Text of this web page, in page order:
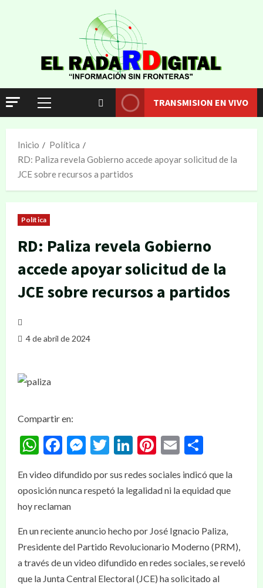
TRANSMISION EN VIVO
Inicio
Política
RD: Paliza revela Gobierno accede apoyar solicitud de la
JCE sobre recursos a partidos
Política
RD: Paliza revela Gobierno
accede apoyar solicitud de la
JCE sobre recursos a partidos
4 de abril de 2024
Compartir en:
WhatsApp
Facebook
Messenger
Twitter
LinkedIn
Pinterest
Email
En video difundido por sus redes sociales indicó que la
oposición nunca respetó la legalidad ni la equidad que
hoy reclaman
En un reciente anuncio hecho por José Ignacio Paliza,
Presidente del Partido Revolucionario Moderno (PRM),
a través de un video difundido en redes sociales, se reveló
que la Junta Central Electoral (JCE) ha solicitado al